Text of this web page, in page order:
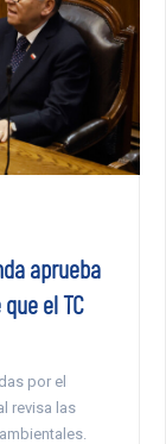
aprueba
el TC
por el
revisa las